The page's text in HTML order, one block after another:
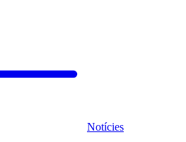
Notícies